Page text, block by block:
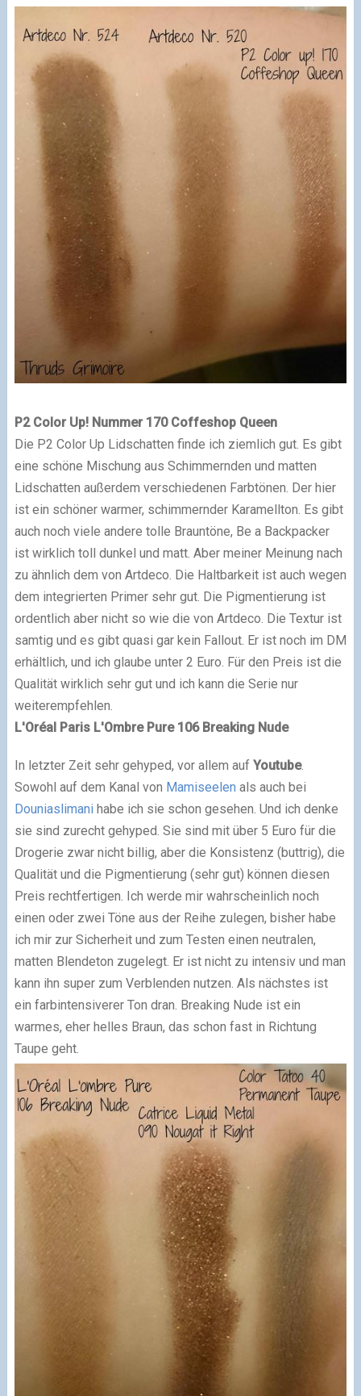
P2 Color Up! Nummer 170 Coffeshop Queen
Die P2 Color Up Lidschatten finde ich ziemlich gut. Es gibt
eine schöne Mischung aus Schimmernden und matten
Lidschatten außerdem verschiedenen Farbtönen. Der hier
ist ein schöner warmer, schimmernder Karamellton. Es gibt
auch noch viele andere tolle Brauntöne, Be a Backpacker
ist wirklich toll dunkel und matt. Aber meiner Meinung nach
zu ähnlich dem von Artdeco. Die Haltbarkeit ist auch wegen
dem integrierten Primer sehr gut. Die Pigmentierung ist
ordentlich aber nicht so wie die von Artdeco. Die Textur ist
samtig und es gibt quasi gar kein Fallout. Er ist noch im DM
erhältlich, und ich glaube unter 2 Euro. Für den Preis ist die
Qualität wirklich sehr gut und ich kann die Serie nur
weiterempfehlen.
L'Oréal ParisL'Ombre Pure 106 Breaking Nude
In letzter Zeit sehr gehyped, vor allem auf Youtube.
Sowohl auf dem Kanal von Mamiseelen als auch bei
Douniaslimanihabe ich sie schon gesehen. Und ich denke
sie sind zurecht gehyped. Sie sind mit über 5 Euro für die
Drogerie zwar nicht billig, aber die Konsistenz (buttrig), die
Qualität und die Pigmentierung (sehr gut) können diesen
Preis rechtfertigen. Ich werde mir wahrscheinlich noch
einen oder zwei Töne aus der Reihe zulegen, bisher habe
ich mir zur Sicherheit und zum Testen einen neutralen,
matten Blendeton zugelegt. Er ist nicht zu intensiv und man
kann ihn super zum Verblenden nutzen. Als nächstes ist
ein farbintensiverer Ton dran. Breaking Nude ist ein
warmes, eher helles Braun, das schon fast in Richtung
Taupe geht.